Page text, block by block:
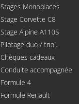
Stages Monoplaces
Stage Corvette C8
Stage Alpine A110S
Pilotage duo / trio...
Chèques cadeaux
Conduite accompagnée
Formule 4
Formule Renault